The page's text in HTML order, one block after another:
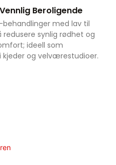
Beroligende
behandlinger med lav til
synlig rødhet og
ideell som
og velværestudioer.